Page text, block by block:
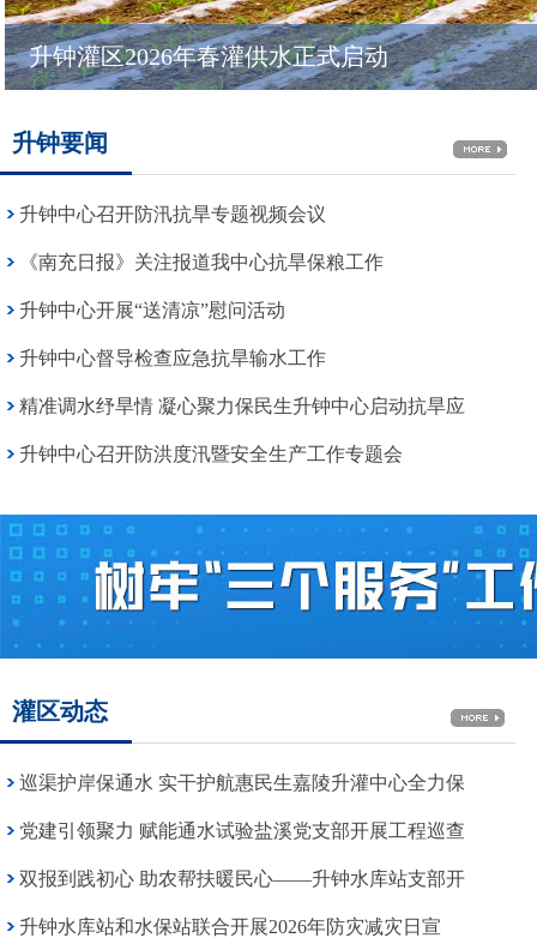
升钟灌区2026年春灌供水正式启动
升钟要闻
升钟中心召开防汛抗旱专题视频会议
《南充日报》关注报道我中心抗旱保粮工作
升钟中心开展“送清凉”慰问活动
升钟中心督导检查应急抗旱输水工作
精准调水纾旱情 凝心聚力保民生升钟中心启动抗旱应
升钟中心召开防洪度汛暨安全生产工作专题会
灌区动态
巡渠护岸保通水 实干护航惠民生嘉陵升灌中心全力保
党建引领聚力 赋能通水试验盐溪党支部开展工程巡查
双报到践初心 助农帮扶暖民心——升钟水库站支部开
升钟水库站和水保站联合开展2026年防灾减灾日宣